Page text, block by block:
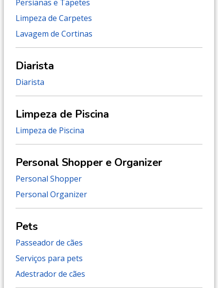
Persianas e Tapetes
Limpeza de Carpetes
Lavagem de Cortinas
Diarista
Diarista
Limpeza de Piscina
Limpeza de Piscina
Personal Shopper e Organizer
Personal Shopper
Personal Organizer
Pets
Passeador de cães
Serviços para pets
Adestrador de cães